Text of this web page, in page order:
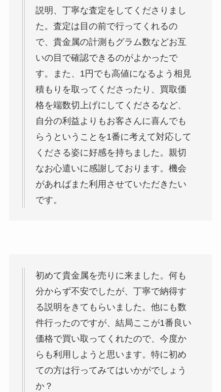
説明、丁寧な査定をしてくださりまし
た。査定は目の前で行ってくれるの
で、貴金属の計測もグラム数などお互
いの目で確認できるのがよかったで
す。また、1円でも高値になるよう相見
積もりを取ってくださったり、買取価
格を端数切上げにしてくださるなど、
自分の利益よりもお客さんに喜んでも
らうということを1番に考えて対応して
くださる姿に好感を持ちました。親切
なお心遣いに感謝しております。機会
があればまた利用させていただきたい
です。
初めて貴金属を売りに来ました。何も
分からず不安でしたが、丁寧で納得す
る説明をきてもらいました。他にも数
件行ったのですが、結局ここが1番良い
価格で買い取ってくれたので、今度か
らも利用しようと思います。特に初め
ての方は行ってみてはいかがでしょう
か？